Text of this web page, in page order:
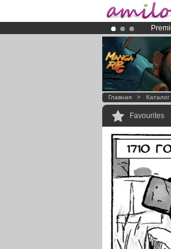
Главная >
Favourites